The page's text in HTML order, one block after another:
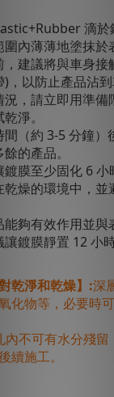
滴
內薄薄地塗抹於
，建議將與車身接
，以防止產品沾
，請立即用準備
淨。
（約 3-5 分鐘）
的產品。
鍍膜至少固化 6
乾燥的環境中，並
夠有效作用並與
鍍膜靜置 12 小時
乾淨和乾燥】 :深
化物等，必要時
內不可有水分殘
續施工。